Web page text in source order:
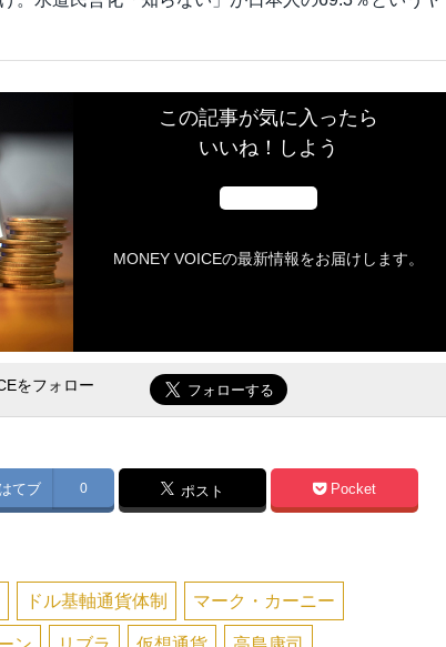
この記事が気に入ったら
いいね！しよう
MONEY VOICEの最新情報をお届けします。
をフォロー
はてブ 0 ポスト Pocket
ドル基軸通貨体制 マーク・カーニー